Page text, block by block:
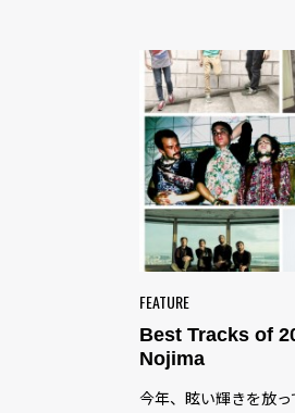
FEATURE
Best Tracks of
Nojima
今年、眩い輝きを放っ